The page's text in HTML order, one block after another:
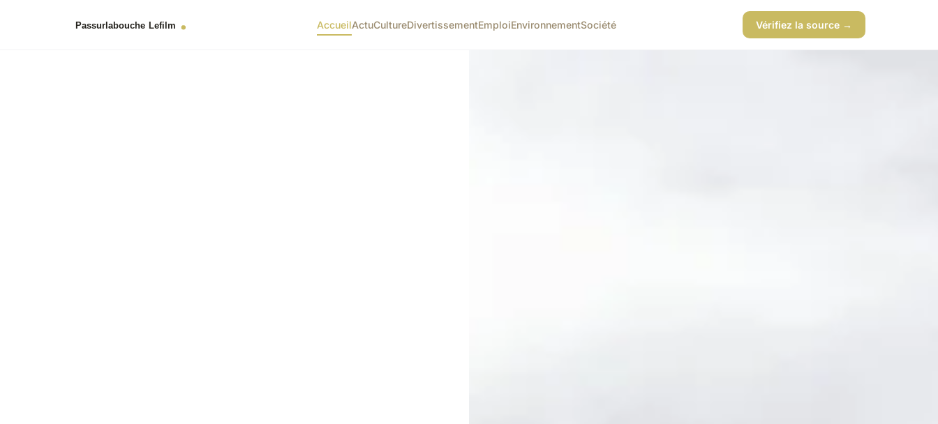
AccueilActuCultureDivertissementEmploiEnvironnementSociété Vérifiez la source →